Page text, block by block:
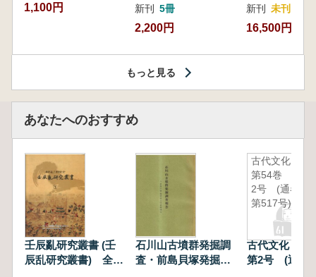
1,100円 新刊 5冊
2,200円
新刊 未刊
16,500円
もっと見る
あなたへのおすすめ
壬辰亂研究叢書 (壬
辰乱研究叢書) 全4
石川山古墳群発掘調
査・前島貝塚発掘調
古代文化
第54巻 第
2号 (通巻
第517号)
古代文化
第2号 (通巻